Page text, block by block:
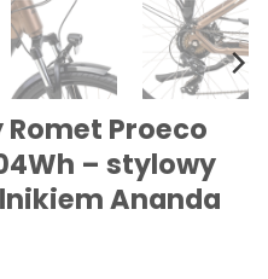
Proeco
– stylowy
Ananda